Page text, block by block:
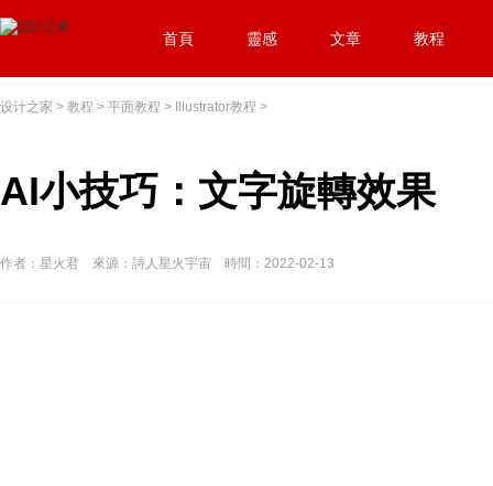
首頁 靈感 文章 教程
设计之家 > 教程 > 平面教程 > Illustrator教程 >
AI小技巧：文字旋轉效果
作者：星火君 來源：詩人星火宇宙 時間：2022-02-13